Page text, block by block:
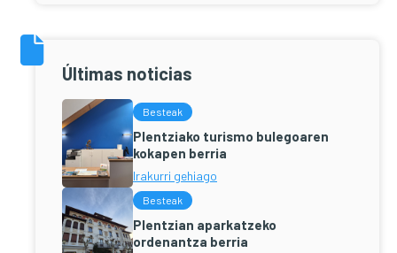
Últimas noticias
Besteak
Plentziako turismo bulegoaren
kokapen berria
Irakurri gehiago
Besteak
Plentzian aparkatzeko
ordenantza berria